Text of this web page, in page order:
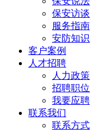
保安访谈
服务指南
安防知识
客户案例
人才招聘
人力政策
招聘职位
我要应聘
联系我们
联系方式